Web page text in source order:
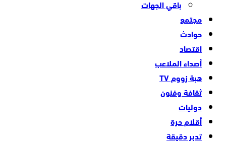
باقي الجهات
مجتمع
حوادث
اقتصاد
أصداء الملاعب
هبة زووم TV
ثقافة وفنون
دوليات
أقلام حرة
تدبر دقيقة